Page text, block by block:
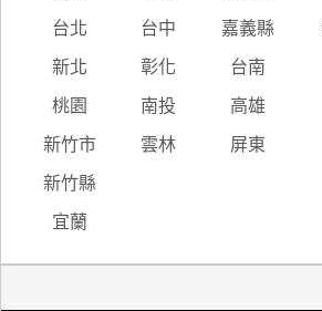
台北 台中 嘉義縣
新北 彰化 台南
桃園 南投 高雄
新竹市 雲林 屏東
新竹縣
宜蘭